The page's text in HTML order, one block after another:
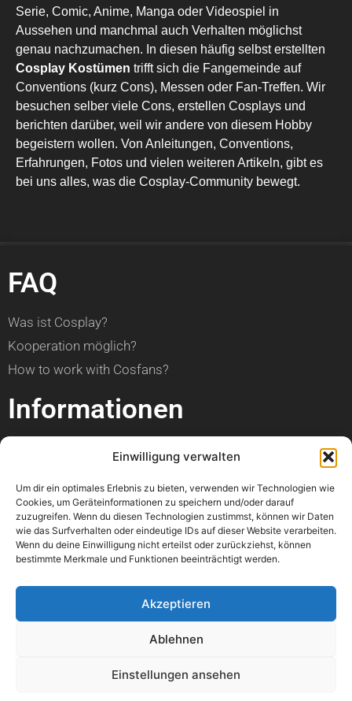
Einwilligung verwalten
Um dir ein optimales Erlebnis zu bieten, verwenden wir Technologien wie
Cookies, um Geräteinformationen zu speichern und/oder darauf
zuzugreifen. Wenn du diesen Technologien zustimmst, können wir Daten
wie das Surfverhalten oder eindeutige IDs auf dieser Website verarbeiten.
Wenn du deine Einwilligung nicht erteilst oder zurückziehst, können
bestimmte Merkmale und Funktionen beeinträchtigt werden.
Akzeptieren
Ablehnen
Einstellungen ansehen
Serie, Comic, Anime, Manga oder Videospiel in
Aussehen und manchmal auch Verhalten möglichst
genau nachzumachen. In diesen häufig selbst erstellten
Cosplay Kostümen trifft sich die Fangemeinde auf
Conventions (kurz Cons), Messen oder Fan-Treffen. Wir
besuchen selber viele Cons, erstellen Cosplays und
berichten darüber, weil wir andere von diesem Hobby
begeistern wollen. Von Anleitungen, Conventions,
Erfahrungen, Fotos und vielen weiteren Artikeln, gibt es
bei uns alles, was die Cosplay-Community bewegt.
FAQ
Was ist Cosplay?
Kooperation möglich?
How to work with Cosfans?
Informationen
Datenschutzerklärung
Hilfe
Wann ist mein Foto online?
Kann ich meine Con bewerben?
Wo kann ich einen Fehler melden?
Könnt ihr bitte mein Foto löschen?